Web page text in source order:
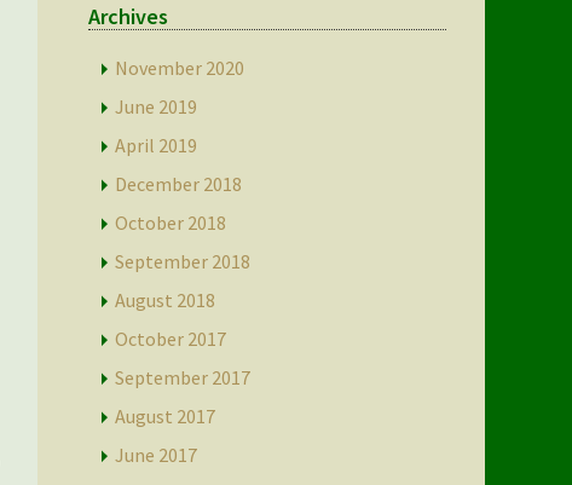
Archives
November 2020
June 2019
April 2019
December 2018
October 2018
September 2018
August 2018
October 2017
September 2017
August 2017
June 2017